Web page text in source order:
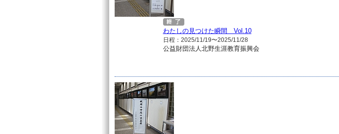
わたしの見つけた瞬間 Vol.10
日程：2025/11/19〜2025/11/28
公益財団法人北野生涯教育振興会